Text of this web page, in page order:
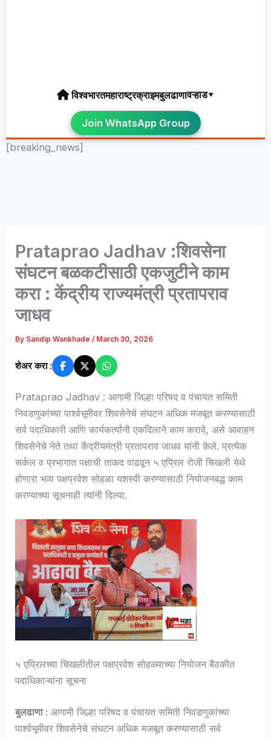
विश्वभारतमहाराष्ट्रक्राइमबुलढाणावऱ्हाड▾
Join WhatsApp Group
[breaking_news]
Prataprao Jadhav :शिवसेना
संघटन बळकटीसाठी एकजुटीने काम
करा : केंद्रीय राज्यमंत्री प्रतापराव
जाधव
By Sandip Wankhade/ March 30, 2026
शेअर करा :
Prataprao Jadhav : आगामी जिल्हा परिषद व पंचायत समिती
निवडणुकांच्या पार्श्वभूमीवर शिवसेनेचे संघटन अधिक मजबूत करण्यासाठी
सर्व पदाधिकारी आणि कार्यकर्त्यांनी एकदिलाने काम करावे, असे आवाहन
शिवसेनेचे नेते तथा केंद्रीयमंत्री प्रतापराव जाधव यांनी केले. प्रत्येक
सर्कल व प्रभागात पक्षाची ताकद वाढवून ५ एप्रिल रोजी चिखली येथे
होणारा भव्य पक्षप्रवेश सोहळा यशस्वी करण्यासाठी नियोजनबद्ध काम
करण्याच्या सूचनाही त्यांनी दिल्या.
५ एप्रिलच्या चिखलीतील पक्षप्रवेश सोहळ्याच्या नियोजन बैठकीत
पदाधिकाऱ्यांना सूचना
बुलढाणा : आगामी जिल्हा परिषद व पंचायत समिती निवडणुकांच्या
पार्श्वभूमीवर शिवसेनेचे संघटन अधिक मजबूत करण्यासाठी सर्व